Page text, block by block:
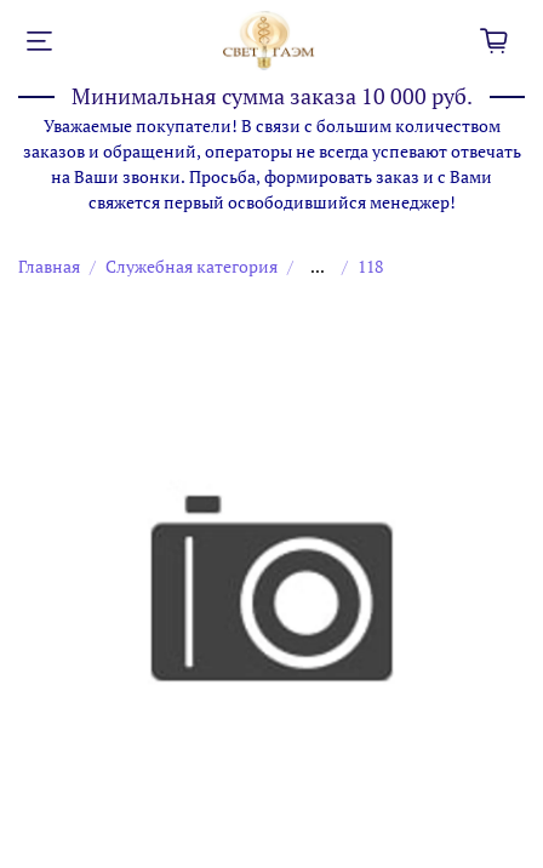
Минимальная сумма заказа 10 000 руб.
Уважаемые покупатели! В связи с большим количеством
заказов и обращений, операторы не всегда успевают отвечать
на Ваши звонки. Просьба, формировать заказ и с Вами
свяжется первый освободившийся менеджер!
Главная Служебная категория ... 118